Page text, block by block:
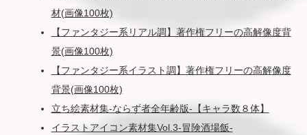
材(画像100枚)
【ファンタジー系リアル調】著作権フリーの高解像度背
景(画像100枚)
【ファンタジー系イラスト調】著作権フリーの高解像度
背景(画像100枚)
立ち絵素材集-ならず者全年齢版-【キャラ数８体】
イラストアイコン素材集Vol.3-冒険酒場飯-